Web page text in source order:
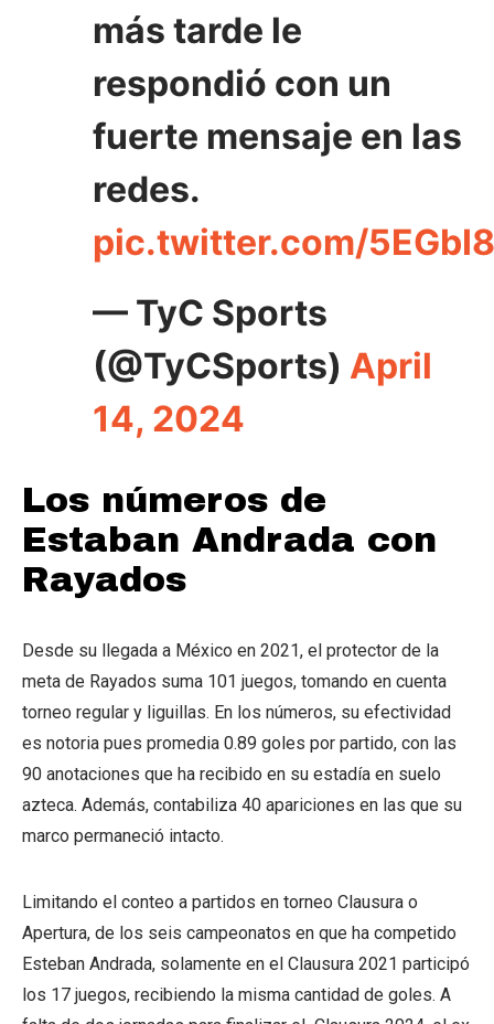
más tarde le
respondió con un
fuerte mensaje en las
redes.
pic.twitter.com/
— TyC Sports
(@TyCSports) April
14, 2024
Los números de
Estaban Andrada con
Rayados
Desde su llegada a México en 2021, el protector de la
meta de Rayados suma 101 juegos, tomando en cuenta
torneo regular y liguillas. En los números, su efectividad
es notoria pues promedia 0.89 goles por partido, con las
90 anotaciones que ha recibido en su estadía en suelo
azteca. Además, contabiliza 40 apariciones en las que su
marco permaneció intacto.
Limitando el conteo a partidos en torneo Clausura o
Apertura, de los seis campeonatos en que ha competido
Esteban Andrada, solamente en el Clausura 2021 participó
los 17 juegos, recibiendo la misma cantidad de goles. A